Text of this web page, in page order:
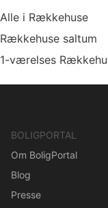
Alle i Rækkehuse
Rækkehuse saltum
1-værelses
BOLIGPORTAL
Om BoligPortal
Blog
Presse